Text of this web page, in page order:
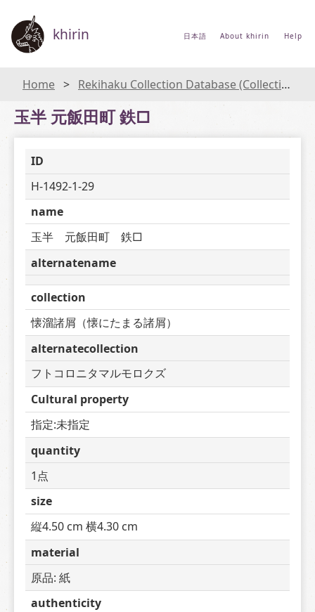
khirin 日本語 About khirin Help
Home Rekihaku Collection Database (Collections Database of the National Museum of Japanese History)
玉半 元飯田町 鉄□
ID
H-1492-1-29
name
玉半　元飯田町　鉄□
alternatename
collection
懐溜諸屑（懐にたまる諸屑）
alternatecollection
フトコロニタマルモロクズ
Cultural property
指定:未指定
quantity
1点
size
縦4.50 cm 横4.30 cm
material
原品: 紙
authenticity